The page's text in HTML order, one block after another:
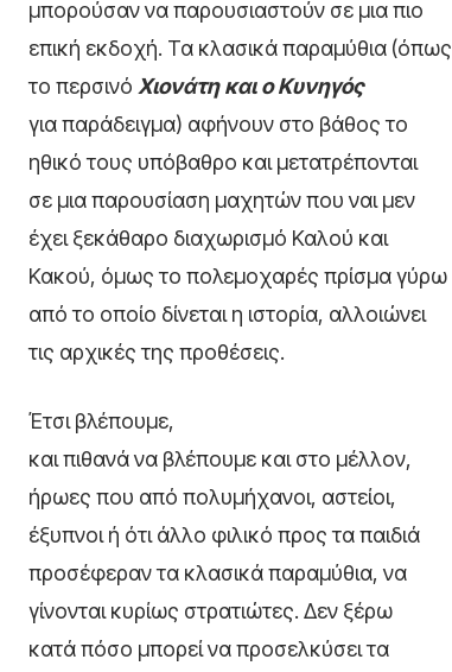
μπορούσαν να παρουσιαστούν σε μια πιο
επική εκδοχή. Τα κλασικά παραμύθια (όπως
το περσινό Χιονάτη και ο Κυνηγός
για παράδειγμα) αφήνουν στο βάθος το
ηθικό τους υπόβαθρο και μετατρέπονται
σε μια παρουσίαση μαχητών που ναι μεν
έχει ξεκάθαρο διαχωρισμό Καλού και
Κακού, όμως το πολεμοχαρές πρίσμα γύρω
από το οποίο δίνεται η ιστορία, αλλοιώνει
τις αρχικές της προθέσεις.
Έτσι βλέπουμε,
και πιθανά να βλέπουμε και στο μέλλον,
ήρωες που από πολυμήχανοι, αστείοι,
έξυπνοι ή ότι άλλο φιλικό προς τα παιδιά
προσέφεραν τα κλασικά παραμύθια, να
γίνονται κυρίως στρατιώτες. Δεν ξέρω
κατά πόσο μπορεί να προσελκύσει τα